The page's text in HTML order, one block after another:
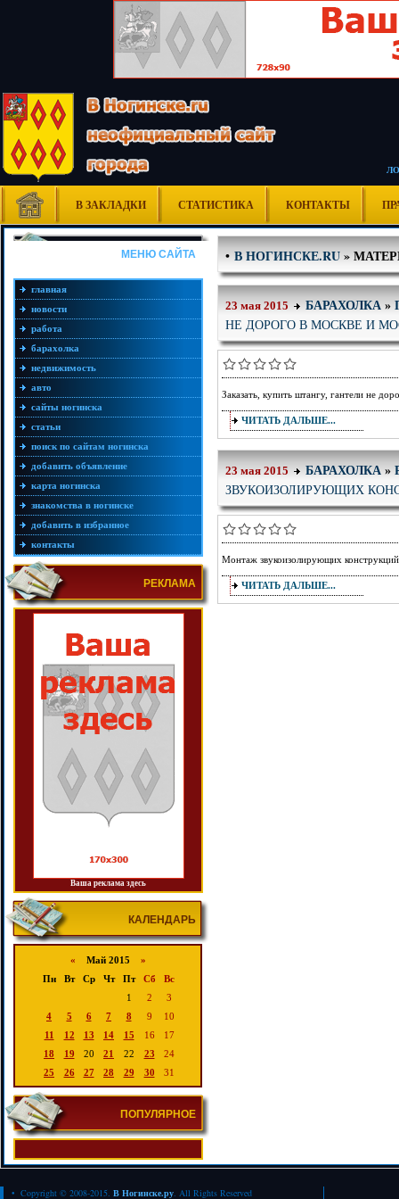
В ЗАКЛАДКИ СТАТИСТИКА КОНТАКТЫ
МЕНЮ САЙТА
главная
новости
работа
барахолка
недвижимость
авто
сайты ногинска
статьи
поиск по сайтам ногинска
добавить объявление
карта ногинска
знакомства в ногинске
добавить в избранное
контакты
РЕКЛАМА
Ваша реклама здесь
КАЛЕНДАРЬ
« Май 2015 »
Пн
Вт Ср Чт Пт Сб
Вс
1
2
3
4
5 6 7 8 9
10
11
12 13 14 15 16
17
18
19 20 21 22 23
24
25
26 27 28 29 30 31
ПОПУЛЯРНОЕ
•В НОГИНСКЕ.RU»
23 мая 2015 БАРАХОЛКА »
НЕ ДОРОГО В МОСКВЕ И
Заказать, купить штангу, гантели не
ЧИТАТЬ ДАЛЬШЕ...
23 мая 2015 БАРАХОЛКА »
ЗВУКОИЗОЛИРУЮЩИХ
Монтаж звукоизолирующих конструкций
ЧИТАТЬ ДАЛЬШЕ...
• Copyright © 2008-2015. В Ногинске.ру. All Rights Reserved